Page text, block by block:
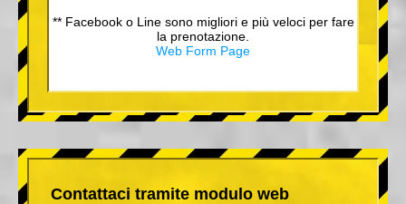
** Facebook o Line sono migliori e più veloci per fare
la prenotazione.
Web Form Page
Contattaci tramite modulo web